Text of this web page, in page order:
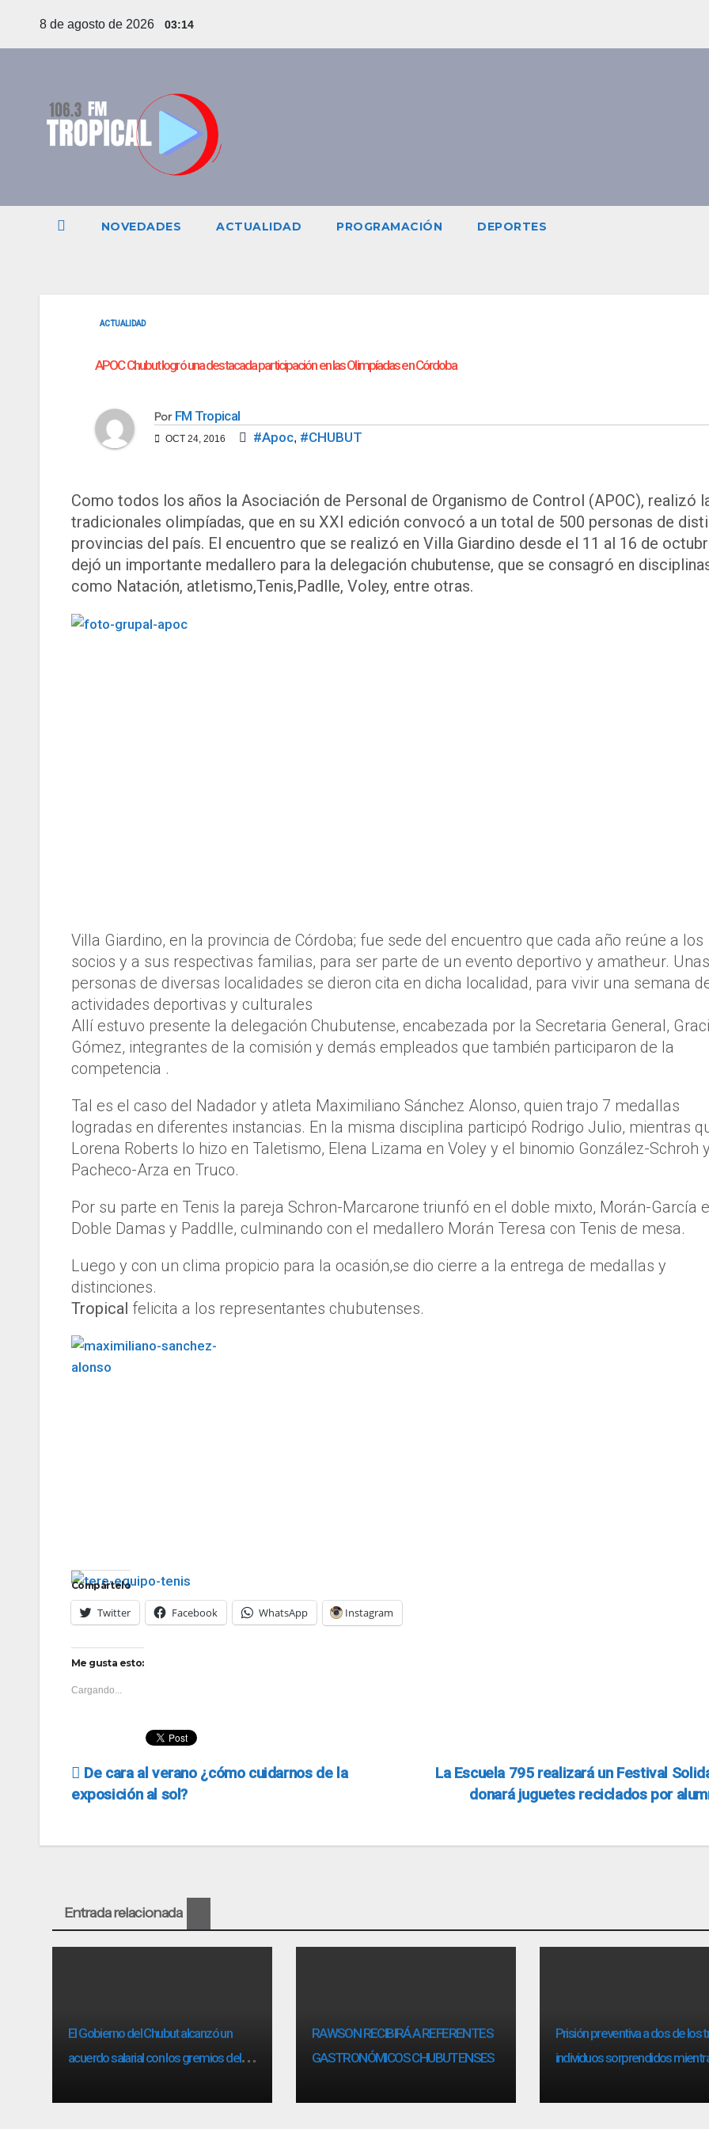
8 de agosto de 2026 03:14
NOVEDADES ACTUALIDAD PROGRAMACIÓN DEPORTES
ACTUALIDAD
APOC Chubut logró una destacada participación en las Olimpíadas en Córdoba
Por FM Tropical
OCT 24, 2016 #Apoc, #CHUBUT
Como todos los años la Asociación de Personal de Organismo de Control (APOC), realizó
tradicionales olimpíadas, que en su XXI edición convocó a un total de 500 personas de
provincias del país. El encuentro que se realizó en Villa Giardino desde el 11 al 16 de
dejó un importante medallero para la delegación chubutense, que se consagró en
como Natación, atletismo,Tenis,Padlle, Voley, entre otras.
Villa Giardino, en la provincia de Córdoba; fue sede del encuentro que cada año reúne a los
socios y a sus respectivas familias, para ser parte de un evento deportivo y amatheur.
personas de diversas localidades se dieron cita en dicha localidad, para vivir una semana
actividades deportivas y culturales
Allí estuvo presente la delegación Chubutense, encabezada por la Secretaria General,
Gómez, integrantes de la comisión y demás empleados que también participaron de la
competencia .
Tal es el caso del Nadador y atleta Maximiliano Sánchez Alonso, quien trajo 7 medallas
logradas en diferentes instancias. En la misma disciplina participó Rodrigo Julio, mientras
Lorena Roberts lo hizo en Taletismo, Elena Lizama en Voley y el binomio González-Schroh y
Pacheco-Arza en Truco.
Por su parte en Tenis la pareja Schron-Marcarone triunfó en el doble mixto, Morán-García
Doble Damas y Paddlle, culminando con el medallero Morán Teresa con Tenis de mesa.
Luego y con un clima propicio para la ocasión,se dio cierre a la entrega de medallas y
distinciones.
Tropical felicita a los representantes chubutenses.
Compártelo
Twitter Facebook WhatsApp Instagram
Me gusta esto:
Cargando...
Navegación
de
entradas
La Escuela 795 realizará un Festival
donará juguetes reciclados por
De cara al verano ¿cómo cuidarnos de la
exposición al sol?
Entrada relacionada
El Gobierno del Chubut alcanzó un
acuerdo salarial con los gremios del
RAWSON RECIBIRÁ A REFERENTES
GASTRONÓMICOS CHUBUTENSES
Prisión preventiva a dos de los
individuos sorprendidos